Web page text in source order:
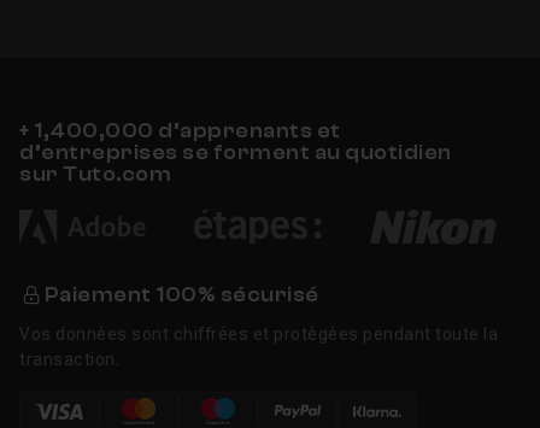
+ 1,400,000 d’apprenants et
d’entreprises se forment au quotidien
sur Tuto.com
Paiement 100% sécurisé
Vos données sont chiffrées et protégées pendant toute la
transaction.